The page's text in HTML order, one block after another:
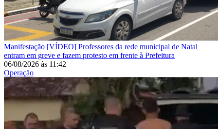
Manifestação [VÍDEO] Professores da rede municipal de Natal
entram em greve e fazem protesto em frente à Prefeitura
06/08/2026 às 11:42
Operação